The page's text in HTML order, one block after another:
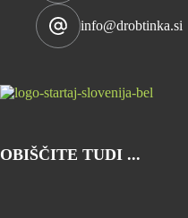
info@drobtinka.si
OBIŠČITE TUDI ...